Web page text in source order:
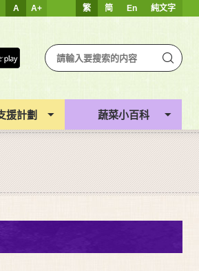
繁 简 En 純文字
A A+
援計劃 蔬菜小百科